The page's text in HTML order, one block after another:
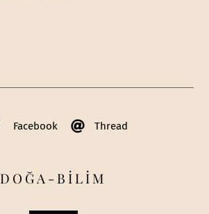
Facebook Thread
DOĞA-BİLİM